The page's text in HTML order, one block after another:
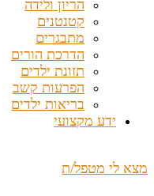
הריון ולידה
קטנטנים
מתבגרים
הדרכת הורים
תזונת ילדים
הפרעות קשב
בריאות ילדים
ידע מקצועי
מצא לי מטפל/ת